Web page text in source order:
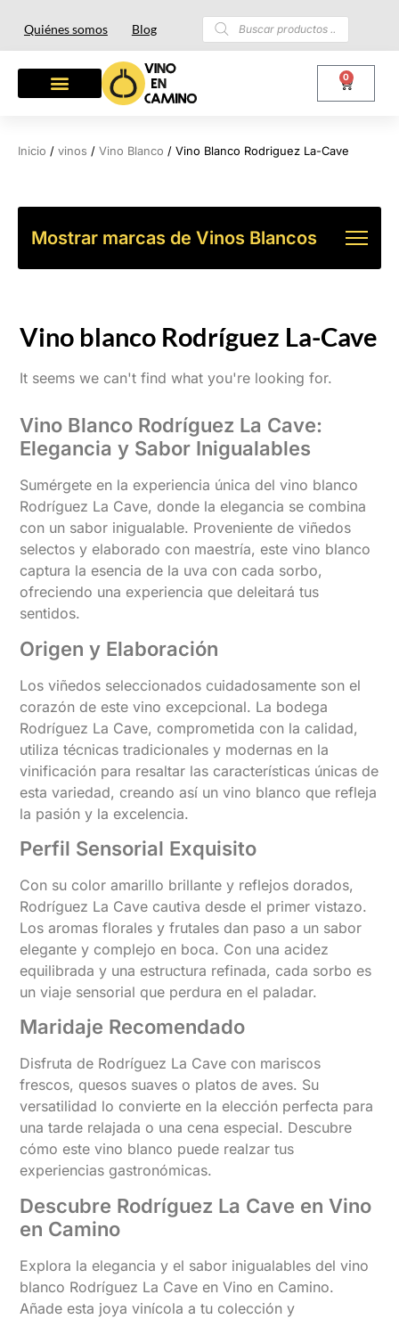
Quiénes somos Blog
0
Inicio / vinos / Vino Blanco / Vino Blanco Rodriguez La-Cave
Mostrar marcas de Vinos Blancos
Vino blanco Rodríguez La-Cave
It seems we can't find what you're looking for.
Vino Blanco Rodríguez La Cave:
Elegancia y Sabor Inigualables
Sumérgete en la experiencia única del vino blanco
Rodríguez La Cave, donde la elegancia se combina
con un sabor inigualable. Proveniente de viñedos
selectos y elaborado con maestría, este vino blanco
captura la esencia de la uva con cada sorbo,
ofreciendo una experiencia que deleitará tus
sentidos.
Origen y Elaboración
Los viñedos seleccionados cuidadosamente son el
corazón de este vino excepcional. La bodega
Rodríguez La Cave, comprometida con la calidad,
utiliza técnicas tradicionales y modernas en la
vinificación para resaltar las características únicas de
esta variedad, creando así un vino blanco que refleja
la pasión y la excelencia.
Perfil Sensorial Exquisito
Con su color amarillo brillante y reflejos dorados,
Rodríguez La Cave cautiva desde el primer vistazo.
Los aromas florales y frutales dan paso a un sabor
elegante y complejo en boca. Con una acidez
equilibrada y una estructura refinada, cada sorbo es
un viaje sensorial que perdura en el paladar.
Maridaje Recomendado
Disfruta de Rodríguez La Cave con mariscos
frescos, quesos suaves o platos de aves. Su
versatilidad lo convierte en la elección perfecta para
una tarde relajada o una cena especial. Descubre
cómo este vino blanco puede realzar tus
experiencias gastronómicas.
Descubre Rodríguez La Cave en Vino
en Camino
Explora la elegancia y el sabor inigualables del vino
blanco Rodríguez La Cave en Vino en Camino.
Añade esta joya vinícola a tu colección y